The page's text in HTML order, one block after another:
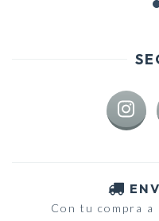
Con tu compra a